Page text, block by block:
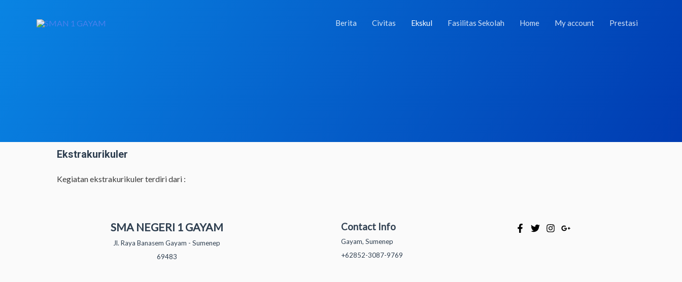
Berita Civitas Ekskul Fasilitas Sekolah Home My account Prestasi
Ekstrakurikuler
Kegiatan ekstrakurikuler terdiri dari :
SMA NEGERI 1 GAYAM
Jl. Raya Banasem Gayam - Sumenep
69483
Contact Info
Gayam, Sumenep
+62852-3087-9769